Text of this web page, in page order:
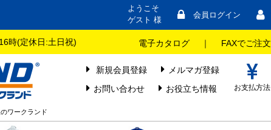
ようこそ
ゲスト 様
会員ログイン
時(定休日:土日祝) 電子カタログ ｜ FAXでご注文
新規会員登録
メルマガ登録
お問い合わせ
お役立ち情報 お支払方法
ワークランド